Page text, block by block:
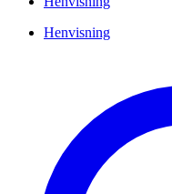
Henvisning